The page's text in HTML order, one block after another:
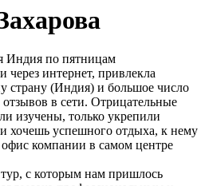
Индия по пятницам
интернет, привлекла
страну (Индия) и большое число
в сети. Отрицательные
изучены, только укрепили
хочешь успешного отдыха, к нему
компании в самом центре
с которым нам пришлось